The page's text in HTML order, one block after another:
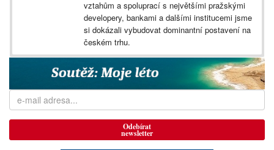
vztahům a spoluprací s největšími pražskými
developery, bankami a dalšími institucemi jsme
si dokázali vybudovat dominantní postavení na
českém trhu.
Odebírat
newsletter